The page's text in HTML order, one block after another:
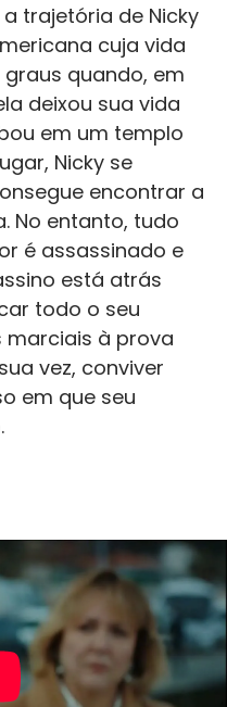
trajetória de Nicky
cuja vida
graus quando, em
deixou sua vida
em um templo
Nicky se
encontrar a
No entanto, tudo
é assassinado e
está atrás
todo o seu
à prova
vez, conviver
em que seu